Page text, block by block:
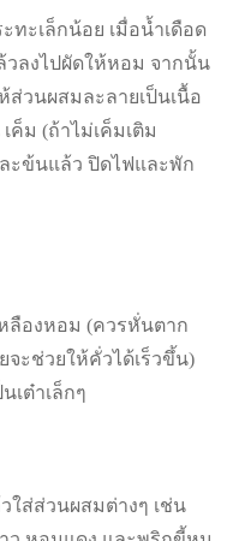
ทะเล็กน้อย เมื่อน้ำเดือด
วลงไปผัดให้หอม จากนั้น
ส่วนผสมละลายเป็นเนื้อ
ค็ม (ถ้าไม่เค็มเติม
ละข้นแล้ว ปิดไฟและพัก
ลืองหอม (ควรหั่นตาก
ะช่วยให้คั่วได้เร็วขึ้น)
เต๋าเล็กๆ
ใส่ส่วนผสมต่างๆ เช่น